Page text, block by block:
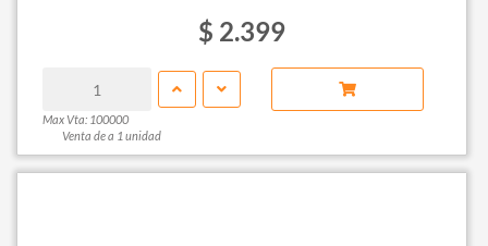
$ 2.399
Max Vta: 100000
Venta de a 1 unidad